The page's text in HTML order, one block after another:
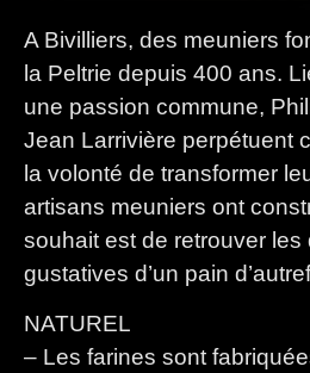
A Bivilliers, des meuniers
la Peltrie depuis 400 ans.
une passion commune,
Jean Larrivière perpétuent
la volonté de transformer
artisans meuniers ont
souhait est de retrouver les
gustatives d’un pain
NATUREL
– Les farines sont